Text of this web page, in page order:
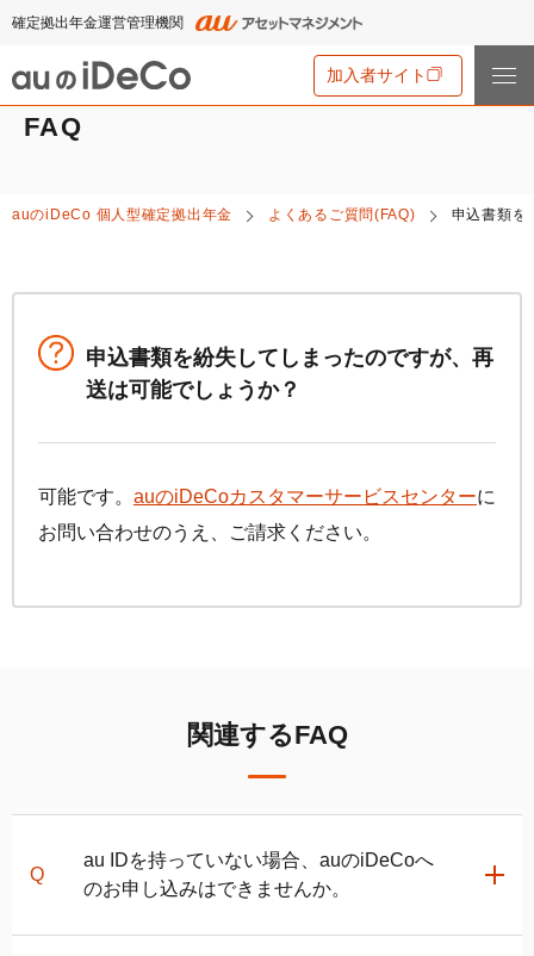
確定拠出年金運営管理機関
加入者サイト
iDeCo の加入条件
2024年12月制度改正のポイント
auの iDeCoの新規加入方法
他社のiDeCoからの変更方法
企業型確定拠出年金加入者の転職・退職時の移換手続き
年単位拠出(掛金の納付月と金額を指定)について
お申込書類の書き方と記入例
資産運用・資産形成について学ぶ
あなたのお金を働き者に
特集一覧
手数料・商品
手数料について
バランス型投資信託の選び方
運用商品の見直し
加入後の諸変更手続きについて
お申し込み後に届く書類について
iDeCoの給付金について
コラム キャンペーン お知らせ
よくある質問
FAQ
auのiDeCo 個人型確定拠出年金 よくあるご質問(FAQ) 申込書類を
申込書類を紛失してしまったのですが、再
送は可能でしょうか？
可能です。 auのiDeCoカスタマーサービスセンターに
お問い合わせのうえ、ご請求ください。
関連するFAQ
au IDを持っていない場合、auのiDeCoへ
のお申し込みはできませんか。